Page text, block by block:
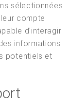
sélectionnées
compte
d'interagir
informations
potentiels et